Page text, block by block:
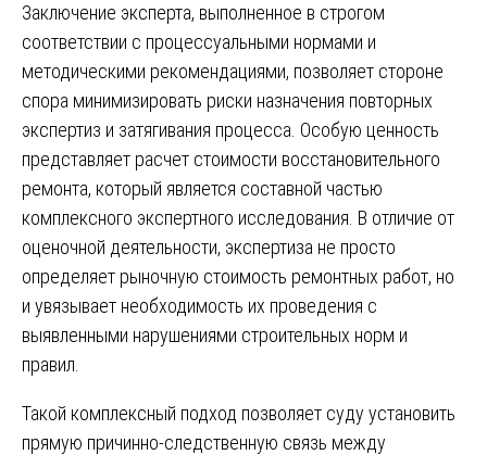
Заключение эксперта, выполненное в строгом
соответствии с процессуальными нормами и
методическими рекомендациями, позволяет стороне
спора минимизировать риски назначения повторных
экспертиз и затягивания процесса. Особую ценность
представляет расчет стоимости восстановительного
ремонта, который является составной частью
комплексного экспертного исследования. В отличие от
оценочной деятельности, экспертиза не просто
определяет рыночную стоимость ремонтных работ, но
и увязывает необходимость их проведения с
выявленными нарушениями строительных норм и
правил.
Такой комплексный подход позволяет суду установить
прямую причинно-следственную связь между